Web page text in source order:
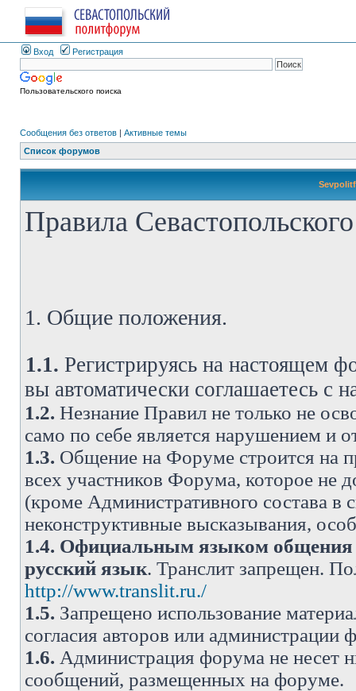
Вход Регистрация
Пользовательского поиска
Сообщения без ответов | Активные темы
Список форумов
Правила
1. Общие положения.
1.1. Регистрируясь на настоящем
вы автоматически соглашаетесь
1.2. Незнание Правил не только не
само по себе является нарушением и
1.3. Общение на Форуме строится на
всех участников Форума, которое не
(кроме Административного состава в
неконструктивные высказывания,
1.4. Официальным языком общения
русский язык. Транслит запрещен.
http://www.translit.ru./
1.5. Запрещено использование
согласия авторов или администрации
1.6. Администрация форума не несет
сообщений, размещенных на форуме.